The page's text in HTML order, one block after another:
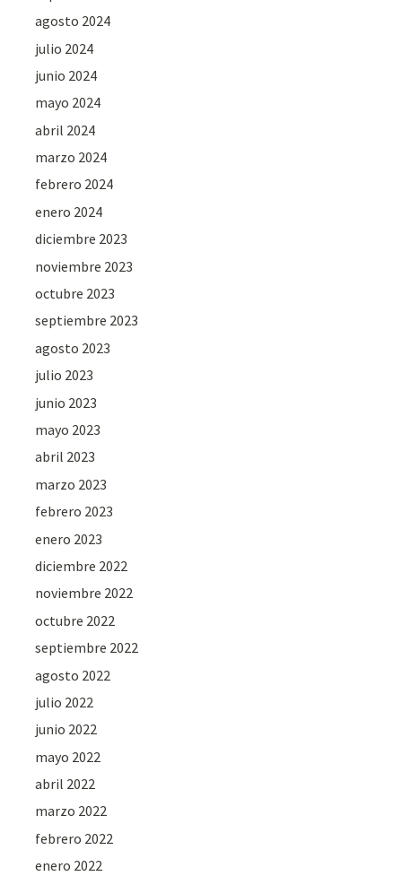
agosto 2024
julio 2024
junio 2024
mayo 2024
abril 2024
marzo 2024
febrero 2024
enero 2024
diciembre 2023
noviembre 2023
octubre 2023
septiembre 2023
agosto 2023
julio 2023
junio 2023
mayo 2023
abril 2023
marzo 2023
febrero 2023
enero 2023
diciembre 2022
noviembre 2022
octubre 2022
septiembre 2022
agosto 2022
julio 2022
junio 2022
mayo 2022
abril 2022
marzo 2022
febrero 2022
enero 2022